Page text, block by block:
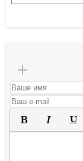
Полужирный
Курсив